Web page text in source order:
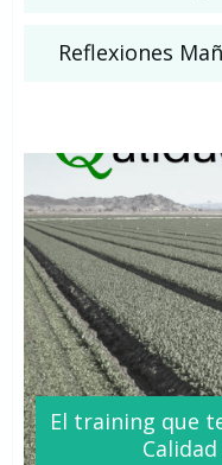
Reflexiones
El training que